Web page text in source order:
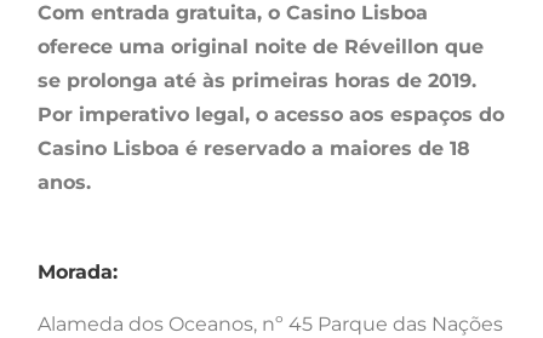
Com entrada gratuita, o Casino Lisboa
oferece uma original noite de Réveillon que
se prolonga até às primeiras horas de 2019.
Por imperativo legal, o acesso aos espaços do
Casino Lisboa é reservado a maiores de 18
anos.
Morada:
Alameda dos Oceanos, nº 45 Parque das Nações